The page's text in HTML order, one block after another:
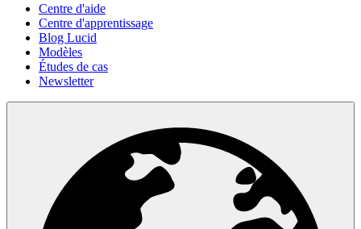
Centre d'aide
Centre d'apprentissage
Blog Lucid
Modèles
Études de cas
Newsletter